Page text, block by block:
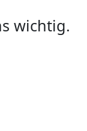
wichtig.